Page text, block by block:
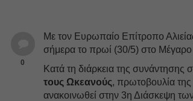
0
Με τον Ευρωπαίο Επίτροπο
σήμερα το πρωί (30/5) στο
Κατά τη διάρκεια της συνάντησης
τους Ωκεανούς, πρωτοβουλία
ανακοινωθεί στην 3η Διάσκεψη